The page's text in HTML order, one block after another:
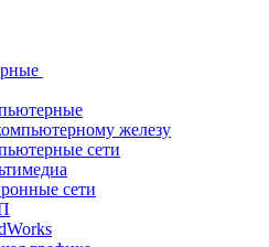
железу
сети
сети